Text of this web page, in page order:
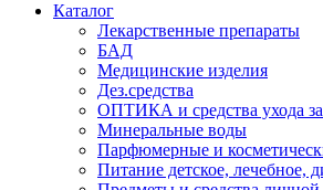
Каталог
Лекарственные препараты
БАД
Медицинские изделия
Дез.средства
ОПТИКА и средства ухода
Минеральные воды
Парфюмерные и
Питание детское, лечебное,